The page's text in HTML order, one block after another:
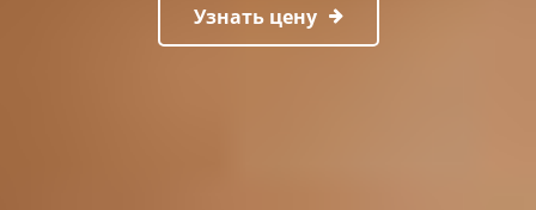
Узнать цену